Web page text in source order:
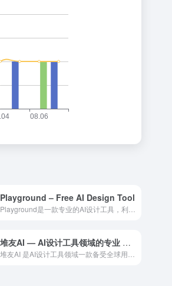
Playground – Free AI Design Tool
堆友AI — AI设计工具领域的专业 AI 工具